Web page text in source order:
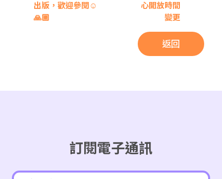
出版，歡迎參閱☺️
🙏🏼
心開放時間
變更
返回
訂閱電子通訊